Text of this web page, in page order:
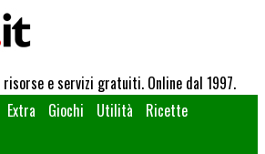
e servizi gratuiti. Online dal 1997.
Extra Giochi Utilità
Ricette